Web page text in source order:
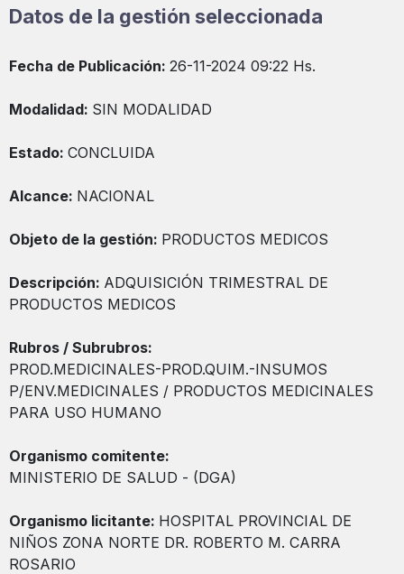
Datos de la gestión seleccionada
Fecha de Publicación: 26-11-2024 09:22 Hs.
Modalidad: SIN MODALIDAD
Estado: CONCLUIDA
Alcance: NACIONAL
Objeto de la gestión: PRODUCTOS MEDICOS
Descripción: ADQUISICIÓN TRIMESTRAL DE
PRODUCTOS MEDICOS
Rubros / Subrubros:
PROD.MEDICINALES-PROD.QUIM.-INSUMOS
P/ENV.MEDICINALES / PRODUCTOS MEDICINALES
PARA USO HUMANO
Organismo comitente:
MINISTERIO DE SALUD - (DGA)
Organismo licitante: HOSPITAL PROVINCIAL DE
NIÑOS ZONA NORTE DR. ROBERTO M. CARRA
ROSARIO